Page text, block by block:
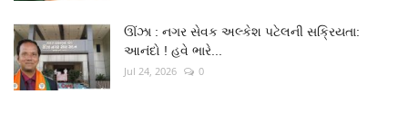
ઊંઝા : નગર સેવક અલ્કેશ પટેલની સક્રિયતા:
આનંદો ! હવે ભારે...
Jul 24, 2026 0